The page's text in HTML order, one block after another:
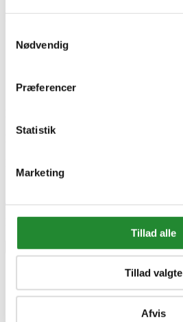
Nødvendig
Præferencer
Statistik
Marketing
Tillad alle
Tillad valgte
Afvis
Producent information
Strandvejen 16, 7800 Skive
Danmark
Specifikke referencer
14960262
5705569052716